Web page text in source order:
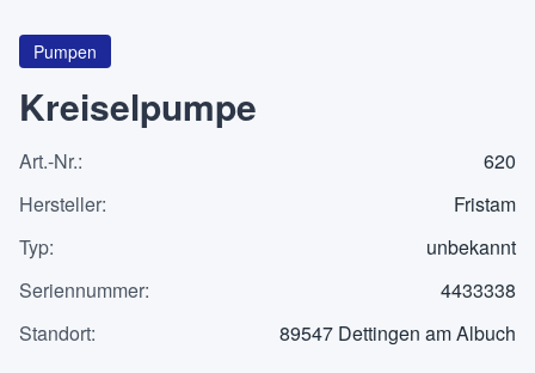
Behälter
Anfrageliste
Pumpen
Kreiselpumpe
Art.-Nr.:
620
Hersteller:
Fristam
Typ:
unbekannt
Seriennummer:
4433338
Standort: 89547 Dettingen am Albuch